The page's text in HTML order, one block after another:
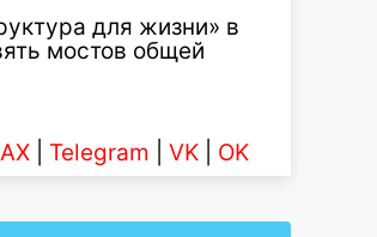
для жизни» в
мостов общей
Telegram VK OK